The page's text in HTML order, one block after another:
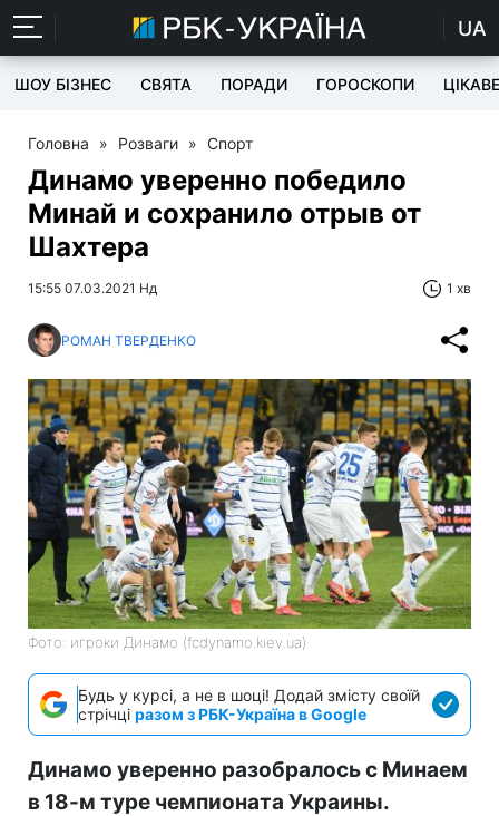
UA
ШОУ БІЗНЕС СВЯТА ПОРАДИ ГОРОСКОПИ ЦІКАВЕ
Головна » Розваги » Спорт
Динамо уверенно победило
Минай и сохранило отрыв от
Шахтера
15:55 07.03.2021 Нд 1 хв
РОМАН ТВЕРДЕНКО
Фото: игроки Динамо (fcdynamo.kiev.ua)
Будь у курсі, а не в шоці! Додай змісту своїй
стрічці разом з РБК-Україна в Google
Динамо уверенно разобралось с Минаем
в 18-м туре чемпионата Украины.